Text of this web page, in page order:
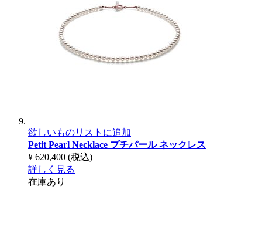
欲しいものリストに追加
Petit Pearl Necklace プチパール ネックレス
¥ 620,400 (税込)
詳しく見る
在庫あり